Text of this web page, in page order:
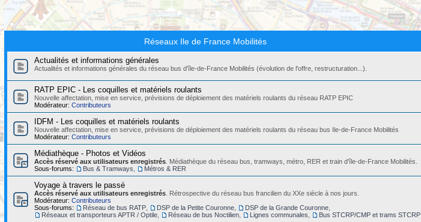
Réseaux Ile de France Mobilités
Actualités et informations générales
Actualités et informations générales du réseau bus d'île-de-France Mobilités (évolution de l'offre, restructuration...).
RATP EPIC - Les coquilles et matériels roulants
Nouvelle affectation, mise en service, prévisions de déploiement des matériels roulants du réseau RATP EPIC
Modérateur: Contributeurs
IDFM - Les coquilles et matériels roulants
Nouvelle affectation, mise en service, prévisions de déploiement des matériels roulants du réseau bus Ile-de-France Mobilités
Modérateur: Contributeurs
Médiathèque - Photos et Vidéos
Accès réservé aux utilisateurs enregistrés . Médiathèque du réseau bus, tramways, métro, RER et train d'île-de-France Mobilités.
Sous-forums:
Bus & Tramways Métros & RER
Voyage à travers le passé
Accès réservé aux utilisateurs enregistrés . Rétrospective du réseau bus francilien du XXe siècle à nos jours.
Modérateur: Contributeurs
Sous-forums:
Réseau de bus RATP DSP de la Petite Couronne DSP de la Grande Couronne
Réseaux et transporteurs APTR / Optile
Réseau de bus Noctilien Lignes communales Bus STCRP/CMP et trams STCRP